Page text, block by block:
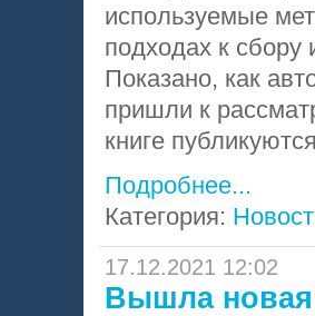
используемые
подходах к сбору
Показано, как
пришли к
книге
Подробнее...
Категория:
17.12.2021 12:02
Вышла новая